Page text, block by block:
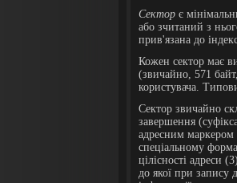
Сектор є
або зчитаний з
прив'язана до
Кожен сектор має
(звичайно, 571
користувача.
Сектор звичайно
завершення
адресним маркером
спеціальному
цілісності адреси
до якої при запису